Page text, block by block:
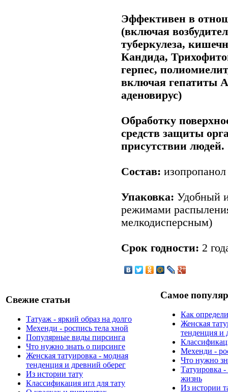
Эффективен в
(включая
туберкулеза,
Кандида,
герпес,
включая гепатиты
аденовирус)
Обработку
средств защиты
присутствии людей.
Состав:
Упаковка: Удобный
режимами
мелкодисперсным)
Срок годности: 2
Свежие статьи
Татуаж - яркий образ на долго
Мехенди - роспись тела хной
Популярные виды пирсинга
Что нужно знать о пирсинге
Женская татуировка - модная
тенденция и древний оберег
Из истории тату
Классификация игл для тату
Самое
Как
Женская
тенденция и
Мехенди -
Что нужно
Татуировка
жизнь
Из истории